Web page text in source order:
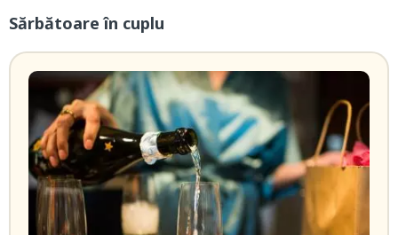
Sărbătoare în cuplu